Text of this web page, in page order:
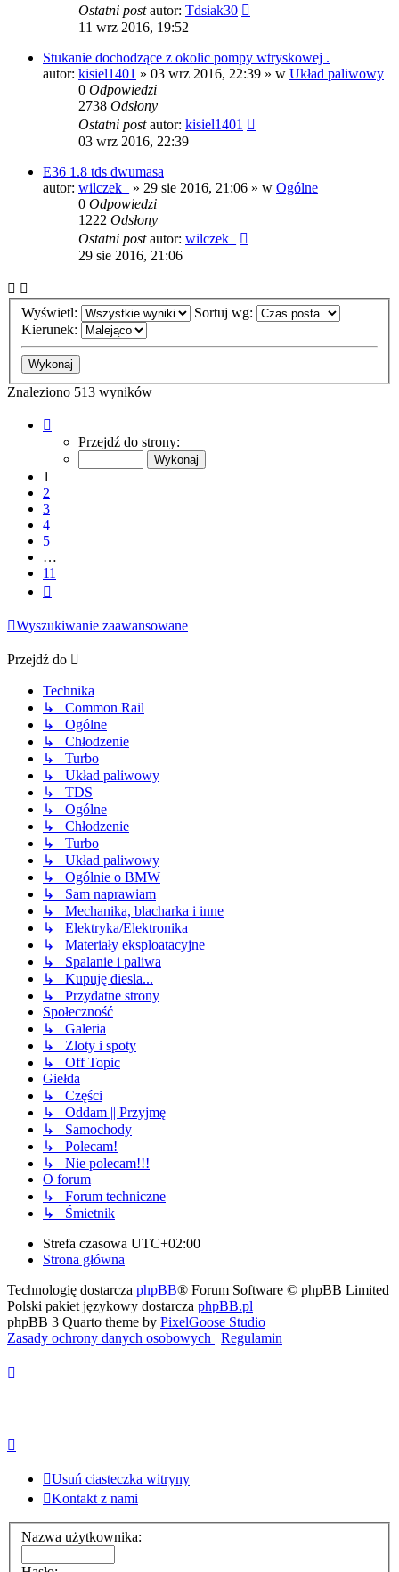
Ostatni postautor: Tdsiak30
11 wrz 2016, 19:52
Stukanie dochodzące z okolic pompy wtryskowej .
autor: kisiel1401 » 03 wrz 2016, 22:39 » w Układ paliwowy
0 Odpowiedzi
2738 Odsłony
Ostatni postautor: kisiel1401
03 wrz 2016, 22:39
E36 1.8 tds dwumasa
autor: wilczek_ » 29 sie 2016, 21:06 » w Ogólne
0 Odpowiedzi
1222 Odsłony
Ostatni postautor: wilczek_
29 sie 2016, 21:06
Wyświetl:
Sortuj wg:
Kierunek:
Znaleziono 513 wyników
Przejdź do strony:
1
2
3
4
5
…
11
Wyszukiwanie zaawansowane
Przejdź do
Technika
↳ Common Rail
↳ Ogólne
↳ Chłodzenie
↳ Turbo
↳ Układ paliwowy
↳ TDS
↳ Ogólne
↳ Chłodzenie
↳ Turbo
↳ Układ paliwowy
↳ Ogólnie o BMW
↳ Sam naprawiam
↳ Mechanika, blacharka i inne
↳ Elektryka/Elektronika
↳ Materiały eksploatacyjne
↳ Spalanie i paliwa
↳ Kupuję diesla...
↳ Przydatne strony
Społeczność
↳ Galeria
↳ Zloty i spoty
↳ Off Topic
Giełda
↳ Części
↳ Oddam || Przyjmę
↳ Samochody
↳ Polecam!
↳ Nie polecam!!!
O forum
↳ Forum techniczne
↳ Śmietnik
Strefa czasowa UTC+02:00
Strona główna
Technologię dostarcza phpBB® Forum Software © phpBB Limited
Polski pakiet językowy dostarcza phpBB.pl
phpBB 3 Quarto theme by PixelGoose Studio
Zasady ochrony danych osobowych | Regulamin
Usuń ciasteczka witryny
Kontakt z nami
Nazwa użytkownika: